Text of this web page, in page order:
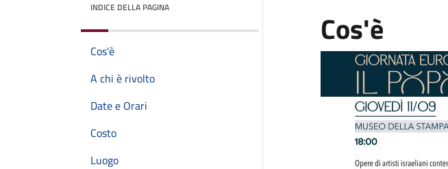
INDICE DELLA PAGINA
Cos'è
A chi è rivolto
Date e Orari
Costo
Luogo
Cos'è